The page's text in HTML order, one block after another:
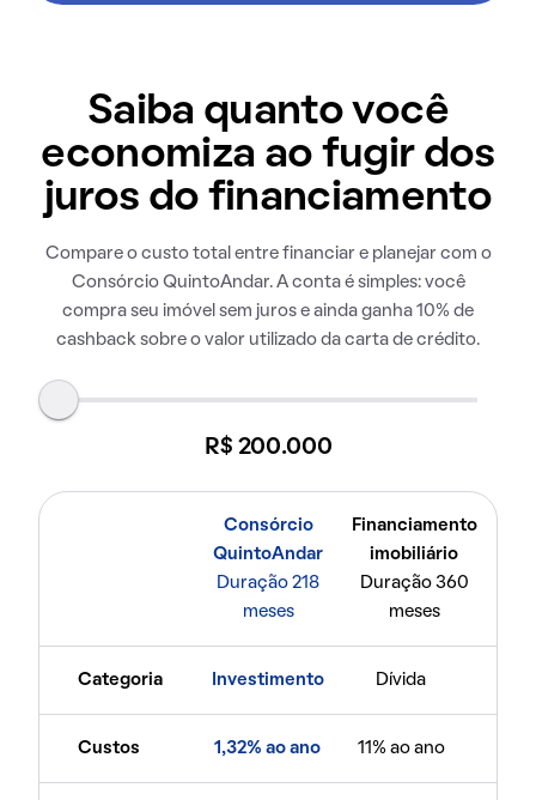
Saiba quanto você
economiza ao fugir dos
juros do financiamento
Compare o custo total entre financiar e planejar com o
Consórcio QuintoAndar. A conta é simples: você
compra seu imóvel sem juros e ainda ganha 10% de
cashback sobre o valor utilizado da carta de crédito.
R$ 200.000
Consórcio
QuintoAndar
Duração 218
meses
Financiamento
imobiliário
Duração 360
meses
Categoria Investimento Dívida
Custos 1,32% ao ano 11% ao ano